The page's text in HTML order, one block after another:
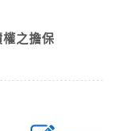
之擔保